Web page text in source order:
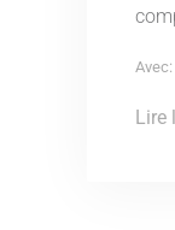
Lire